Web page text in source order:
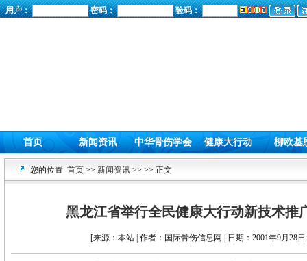
用户： 密码： 验码：
首页 新闻资讯 中华骨伤学会 健康大行动 柳欧基
您的位置 首页 >> 新闻资讯 >> >> 正文
黑龙江省举行全民健康大行动新技术推
[来源：本站 | 作者：国际骨伤信息网 | 日期：2001年9月28日